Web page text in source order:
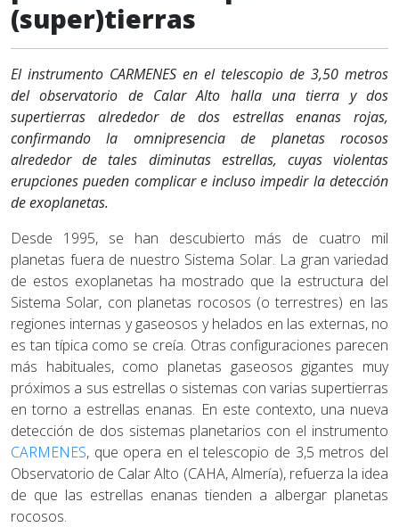
(super)tierras
El instrumento CARMENES en el telescopio de 3,50 metros
del observatorio de Calar Alto halla una tierra y dos
supertierras alrededor de dos estrellas enanas rojas,
confirmando la omnipresencia de planetas rocosos
alrededor de tales diminutas estrellas, cuyas violentas
erupciones pueden complicar e incluso impedir la detección
de exoplanetas.
Desde 1995, se han descubierto más de cuatro mil
planetas fuera de nuestro Sistema Solar. La gran variedad
de estos exoplanetas ha mostrado que la estructura del
Sistema Solar, con planetas rocosos (o terrestres) en las
regiones internas y gaseosos y helados en las externas, no
es tan típica como se creía. Otras configuraciones parecen
más habituales, como planetas gaseosos gigantes muy
próximos a sus estrellas o sistemas con varias supertierras
en torno a estrellas enanas. En este contexto, una nueva
detección de dos sistemas planetarios con el instrumento
CARMENES, que opera en el telescopio de 3,5 metros del
Observatorio de Calar Alto (CAHA, Almería), refuerza la idea
de que las estrellas enanas tienden a albergar planetas
rocosos.